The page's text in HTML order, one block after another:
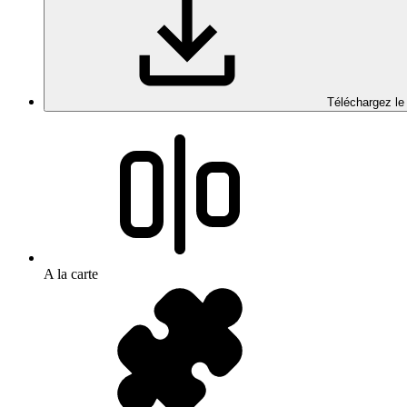
Téléchargez le
A la carte